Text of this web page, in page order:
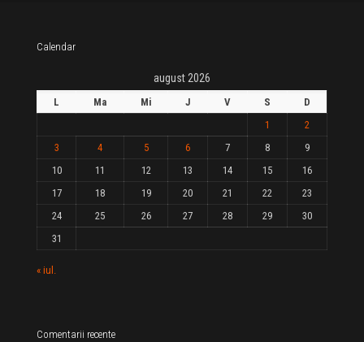
Calendar
august 2026
L Ma Mi J V S
D
1
2
3
4 5 6 7 8
9
10
11 12 13 14 15
16
17
18 19 20 21 22
23
24
25 26 27 28 29
30
31
« iul.
Comentarii recente